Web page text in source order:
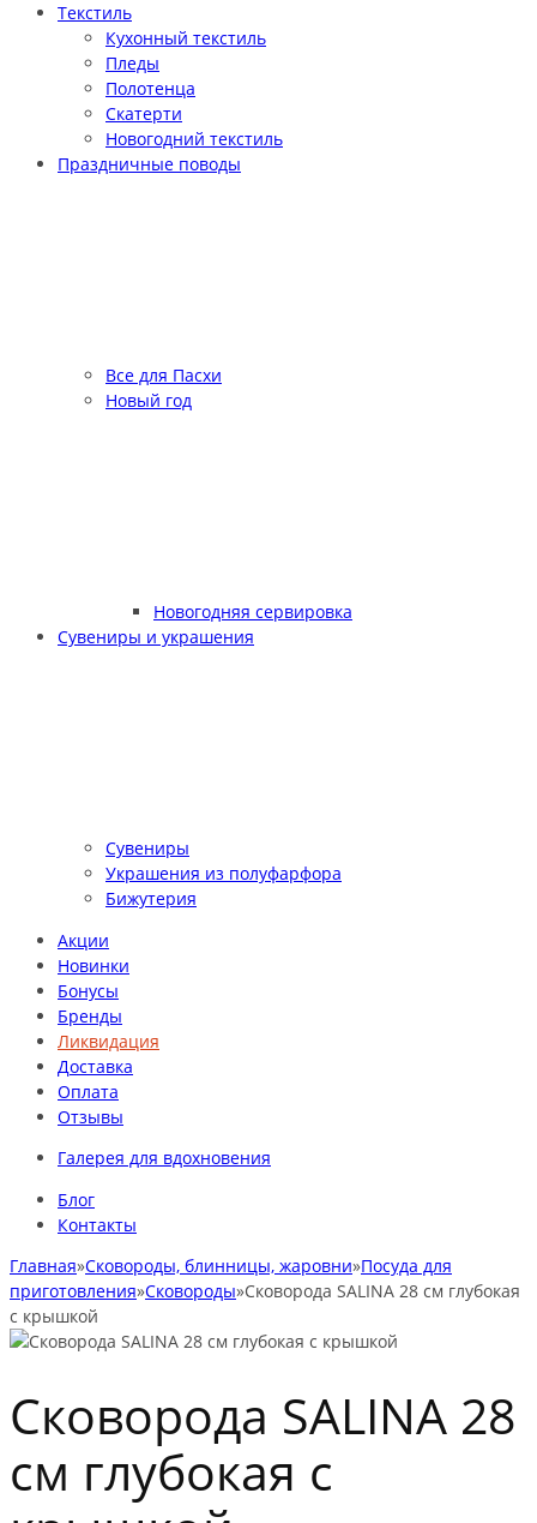
Текстиль
Кухонный текстиль
Пледы
Полотенца
Скатерти
Новогодний текстиль
Праздничные поводы
Все для Пасхи
Новый год
Новогодняя сервировка
Сувениры и украшения
Сувениры
Украшения из полуфарфора
Бижутерия
Акции
Новинки
Бонусы
Бренды
Ликвидация
Доставка
Оплата
Отзывы
Галерея для вдохновения
Блог
Контакты
Главная»Сковороды, блинницы, жаровни»Посуда для
приготовления»Сковороды»Сковорода SALINA 28 см глубокая
с крышкой
Сковорода SALINA 28
см глубокая с